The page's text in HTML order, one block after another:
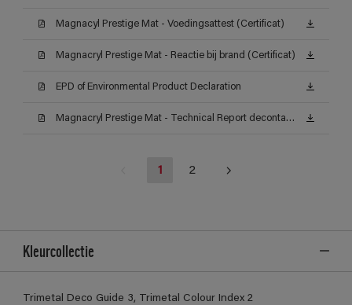
Magnacyl Prestige Mat - Voedingsattest (Certificat)
Magnacryl Prestige Mat - Reactie bij brand (Certificat)
EPD of Environmental Product Declaration
Magnacryl Prestige Mat - Technical Report decontamineerbaarheid (Certificat)
1 2
Kleurcollectie
Trimetal Deco Guide 3, Trimetal Colour Index 2